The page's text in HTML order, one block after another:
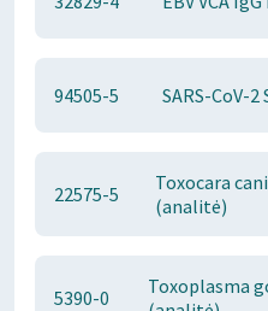
94505-5 SARS-CoV-
22575-5
Toxocara
(analitė)
5390-0
Toxoplasma